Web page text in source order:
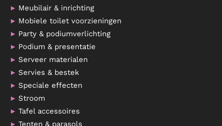
Meubilair & inrichting
Mobiele toilet voorzieningen
Party & podiumverlichting
Podium & presentatie
Serveer materialen
Servies & bestek
Speciale effecten
Stroom
Tafel accessoires
Tenten & parasols